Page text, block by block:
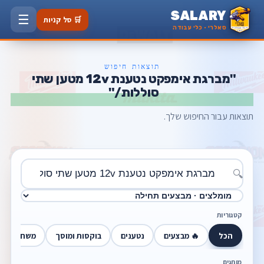
SALARY
סאלרי · כלי עבודה
🛒 סל קניות ☰
תוצאות חיפוש
"מברגת אימפקט נטענת 12v מטען שתי
סוללות/"
תוצאות עבור החיפוש שלך.
🔍
קטגוריות
הכל 🔥 מבצעים נטענים בוקסות ומוסך משחזות
מותגים